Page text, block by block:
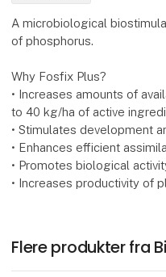
A microbiological
of phosphorus.
Why Fosfix Plus?
• Increases amounts of
to 40 kg/ha of active
• Stimulates development
• Enhances efficient
• Promotes biological
• Increases productivity of
Flere produkter fra